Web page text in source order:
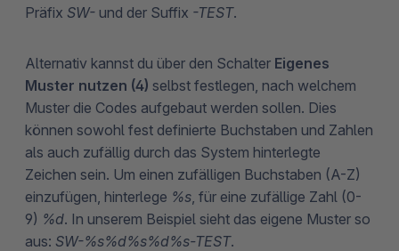
Präfix SW- und der Suffix -TEST.
Alternativ kannst du über den Schalter Eigenes
Muster nutzen (4) selbst festlegen, nach welchem
Muster die Codes aufgebaut werden sollen. Dies
können sowohl fest definierte Buchstaben und Zahlen
als auch zufällig durch das System hinterlegte
Zeichen sein. Um einen zufälligen Buchstaben (A-Z)
einzufügen, hinterlege %s , für eine zufällige Zahl (0-
9) %d. In unserem Beispiel sieht das eigene Muster so
aus: SW-%s%d%s%d%s-TEST.